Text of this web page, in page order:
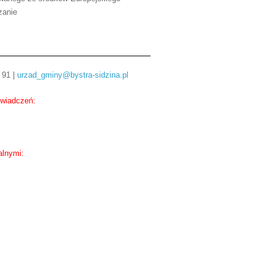
| urzad_gminy@bystra-sidzina.pl